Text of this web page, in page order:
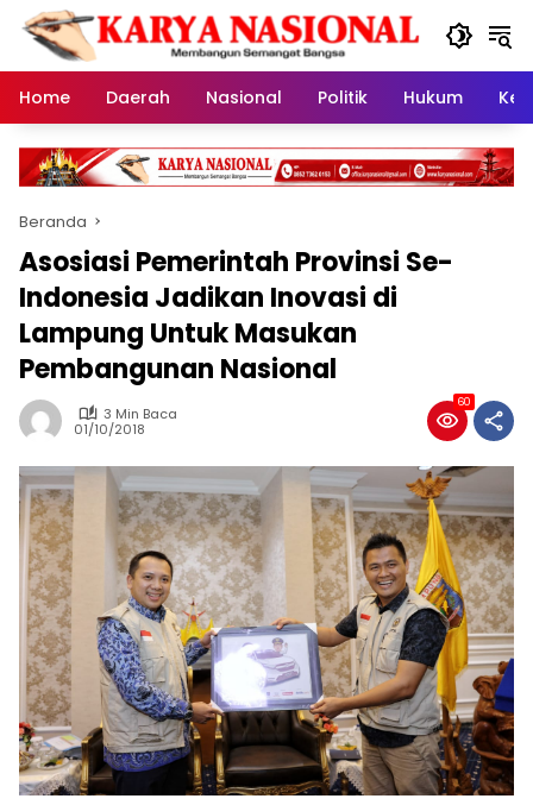
Langsung
konten
Home
Daerah Nasional Politik Hukum
Beranda
Asosiasi Pemerintah Provinsi Se-
Indonesia Jadikan Inovasi di
Lampung Untuk Masukan
Pembangunan Nasional
3 Min Baca
01/10/2018
60